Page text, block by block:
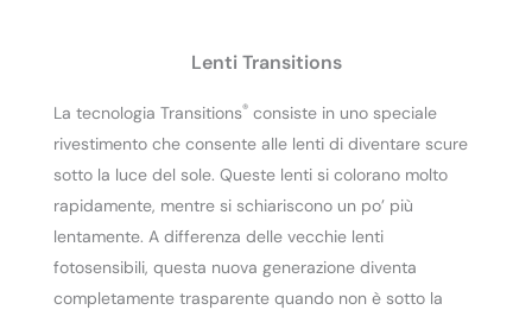
Lenti Transitions
La tecnologia Transitions® consiste in uno speciale
rivestimento che consente alle lenti di diventare scure
sotto la luce del sole. Queste lenti si colorano molto
rapidamente, mentre si schiariscono un po’ più
lentamente. A differenza delle vecchie lenti
fotosensibili, questa nuova generazione diventa
completamente trasparente quando non è sotto la